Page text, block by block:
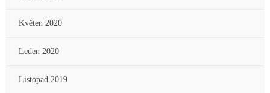
Květen 2020
Leden 2020
Listopad 2019